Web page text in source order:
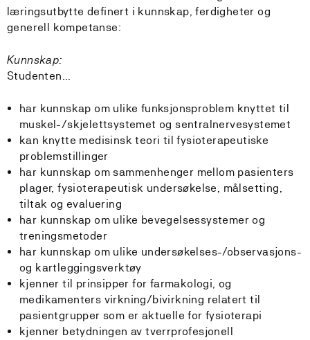
læringsutbytte definert i kunnskap, ferdigheter og
generell kompetanse:
Kunnskap:
Studenten...
har kunnskap om ulike funksjonsproblem knyttet til
muskel-/skjelettsystemet og sentralnervesystemet
kan knytte medisinsk teori til fysioterapeutiske
problemstillinger
har kunnskap om sammenhenger mellom pasienters
plager, fysioterapeutisk undersøkelse, målsetting,
tiltak og evaluering
har kunnskap om ulike bevegelsessystemer og
treningsmetoder
har kunnskap om ulike undersøkelses-/observasjons-
og kartleggingsverktøy
kjenner til prinsipper for farmakologi, og
medikamenters virkning/bivirkning relatert til
pasientgrupper som er aktuelle for fysioterapi
kjenner betydningen av tverrprofesjonell